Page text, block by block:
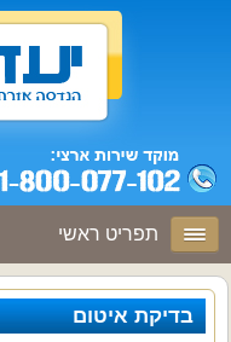
תפריט ראשי
בדיקת איטום